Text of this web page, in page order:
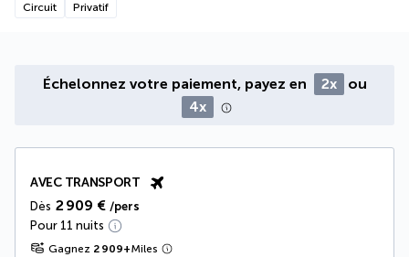
Circuit Privatif
Échelonnez votre paiement, payez en 2x
ou
4x
AVEC TRANSPORT
Dès 2 909 € /pers
Pour 11 nuits
Gagnez 2 909+Miles